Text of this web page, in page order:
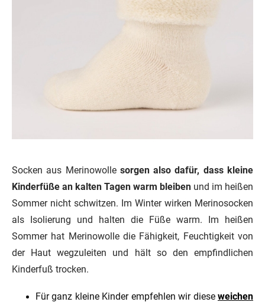
Socken aus Merinowolle sorgen also dafür, dass kleine
Kinderfüße an kalten Tagen warm bleiben und im heißen
Sommer nicht schwitzen. Im Winter wirken Merinosocken
als Isolierung und halten die Füße warm. Im heißen
Sommer hat Merinowolle die Fähigkeit, Feuchtigkeit von
der Haut wegzuleiten und hält so den empfindlichen
Kinderfuß trocken.
Für ganz kleine Kinder empfehlen wir diese weichen